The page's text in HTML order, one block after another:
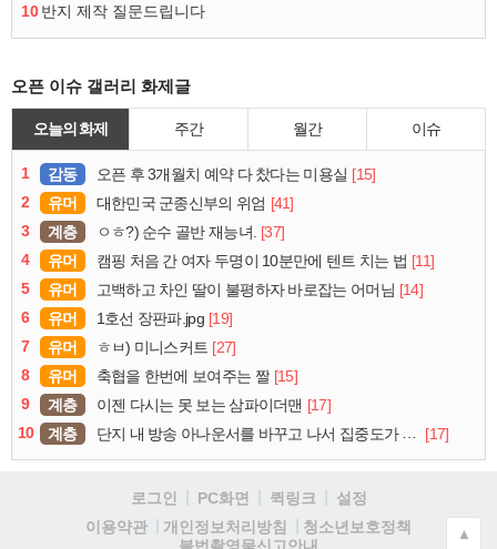
10반지 제작 질문드립니다
오픈 이슈 갤러리 화제글
오늘의 화제 주간 월간 이슈
1 감동 오픈 후 3개월치 예약 다 찼다는 미용실 [15]
2
유머 대한민국 군종신부의 위엄 [41]
3
계층 ㅇㅎ?) 순수 골반 재능녀. [37]
4
유머 캠핑 처음 간 여자 두명이 10분만에 텐트 치는 법 [11]
5
유머 고백하고 차인 딸이 불평하자 바로잡는 어머님 [14]
6
유머 1호선 장판파.jpg [19]
7
유머 ㅎㅂ) 미니스커트 [27]
8
유머 축협을 한번에 보여주는 짤 [15]
9
계층 이젠 다시는 못 보는 삼파이더맨 [17]
10
계층 단지 내 방송 아나운서를 바꾸고 나서 집중도가 확 올라갔다는 한 아파트의 안내방송 [17]
로그인 PC화면 퀵링크
설정
이용약관
개인정보처리방침
청소년보호정책
▲